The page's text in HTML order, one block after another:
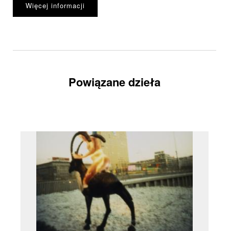
Więcej informacji
Powiązane dzieła